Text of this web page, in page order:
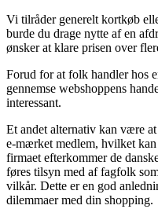
Vi tilråder generelt kortkøb
burde du drage nytte af en
ønsker at klare prisen over
Forud for at folk handler hos
gennemse webshoppens
interessant.
Et andet alternativ kan være
e-mærket medlem, hvilket
firmaet efterkommer de
føres tilsyn med af fagfolk
vilkår. Dette er en god
dilemmaer med din shopping.